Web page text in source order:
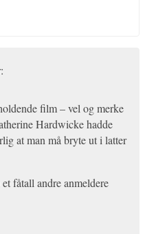
film – vel og merke
Hardwicke hadde
at man må bryte ut i latter
fåtall andre anmeldere